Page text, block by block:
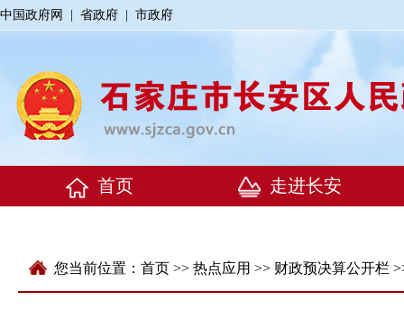
中国政府网 省政府 市政府
您当前位置： 首页 >> 热点应用 >> 财政预决算公开栏